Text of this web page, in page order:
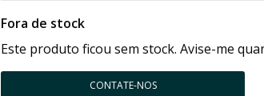
Fora de stock
Este produto ficou sem stock. Avise-me
CONTATE-NOS